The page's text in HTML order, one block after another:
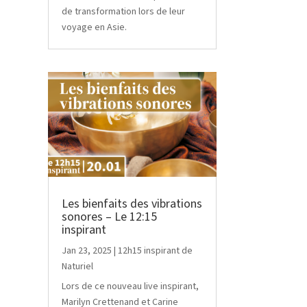
de transformation lors de leur
voyage en Asie.
Les bienfaits des vibrations
sonores – Le 12:15
inspirant
Jan 23, 2025 |12h15 inspirant de
Naturiel
Lors de ce nouveau live inspirant,
Marilyn Crettenand et Carine